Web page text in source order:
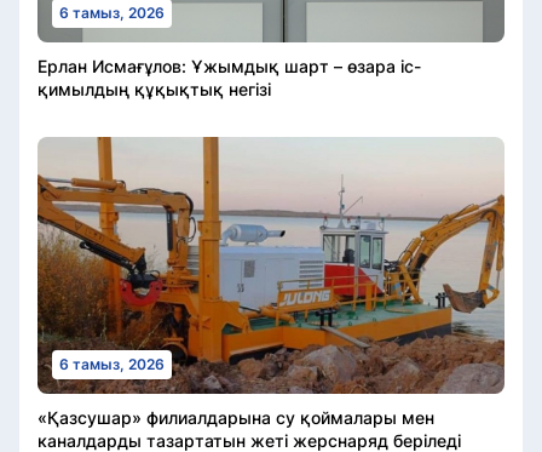
6 тамыз, 2026
Ерлан Исмағұлов: Ұжымдық шарт – өзара іс-
қимылдың құқықтық негізі
6 тамыз, 2026
«Қазсушар» филиалдарына су қоймалары мен
каналдарды тазартатын жеті жерснаряд беріледі